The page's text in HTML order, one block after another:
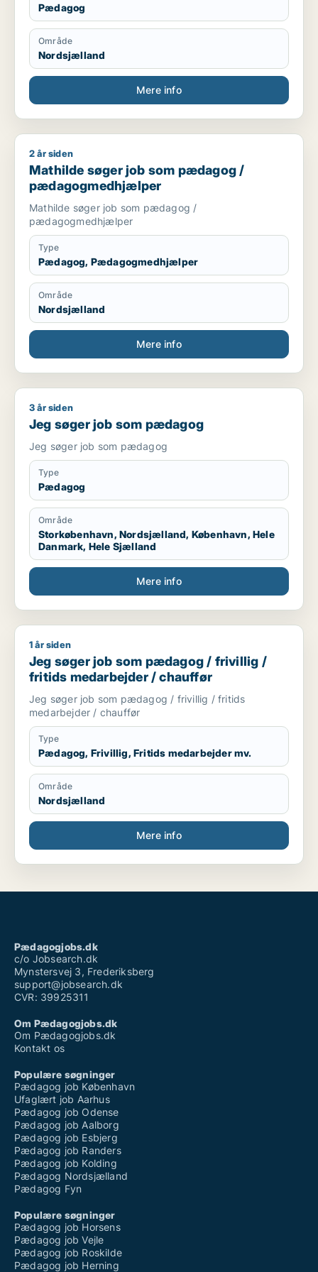
Pædagog
Område
Nordsjælland
Mere info
Mathilde søger job som pædagog / pædagogmedhjælper
2 år siden
Mathilde søger job som pædagog /
pædagogmedhjælper
Mathilde søger job som pædagog /
pædagogmedhjælper
Type
Pædagog, Pædagogmedhjælper
Område
Nordsjælland
Mere info
Jeg søger job som pædagog
3 år siden
Jeg søger job som pædagog
Jeg søger job som pædagog
Type
Pædagog
Område
Storkøbenhavn, Nordsjælland, København, Hele
Danmark, Hele Sjælland
Mere info
Jeg søger job som pædagog / frivillig / fritids medarbejder
1 år siden
Jeg søger job som pædagog / frivillig /
fritids medarbejder / chauffør
Jeg søger job som pædagog / frivillig / fritids
medarbejder / chauffør
Type
Pædagog, Frivillig, Fritids medarbejder mv.
Område
Nordsjælland
Mere info
Pædagogjobs.dk
c/o Jobsearch.dk
Mynstersvej 3, Frederiksberg
support@jobsearch.dk
CVR: 39925311
Om Pædagogjobs.dk
Om Pædagogjobs.dk
Kontakt os
Populære søgninger
Pædagog job København
Ufaglært job Aarhus
Pædagog job Odense
Pædagog job Aalborg
Pædagog job Esbjerg
Pædagog job Randers
Pædagog job Kolding
Pædagog Nordsjælland
Pædagog Fyn
Populære søgninger
Pædagog job Horsens
Pædagog job Vejle
Pædagog job Roskilde
Pædagog job Herning